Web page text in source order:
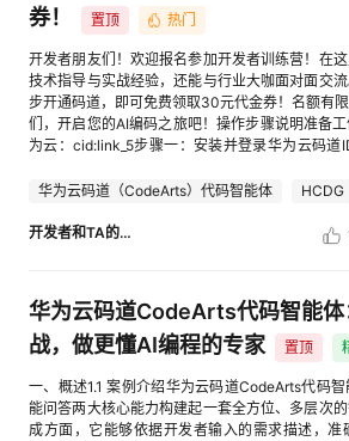
客
论
坛
的
圈
子
我
的
直
播
我
的
活
动
我
的
关
注
我
的
开
发
者
我
的
Programs
我
的
支
券！
置顶 热门
开发者朋友们！欢迎报名参加开发者训练营！在
技术指导与实战经验，还能与行业大咖面对面交
步开通码道，即可免费领取30元代金券！名额有
们，开启您的AI编码之旅吧！操作步骤说明准备
为云：cid:link_5步骤一：安装并登录华为云码道
source=dmzntsq1&sourcead=sq2.登录华为
旅。安装登录指导详情步骤二：开发Web应用3.
统）步骤三：提交领券信息【训练营专属开通礼
8月15日“码动泉城 · AI Meetup 济南站“线下活动
2026年8月3日-16日完成开通/登录+使用码道）
写问卷，即可领取30元限定云资源代金券（会后
数量有限，先到先得）：cid:link_3代金券查询地
cid:link_1
华为云码道（CodeArts）代码智能体 HCDG
开发者和TA的朋友们
华为云码道CodeArts代码智能
战，做更懂AI编程的专家
置顶
一、概述1.1 案例介绍华为云码道CodeArts代码
能问答两大核心能力构建起一套全方位、多层次
成方面，它能够依据开发者输入的需求描述，准